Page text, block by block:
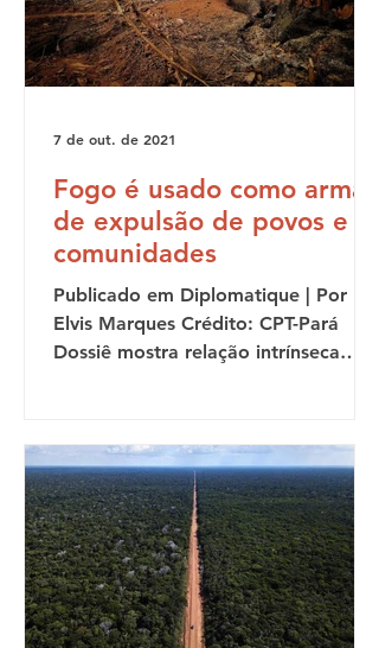
Fogo é usado como arma
de expulsão de povos e
comunidades
Publicado em Diplomatique | Por
Elvis Marques Crédito: CPT-Pará
Dossiê mostra relação intrínseca
7 de out. de 2021